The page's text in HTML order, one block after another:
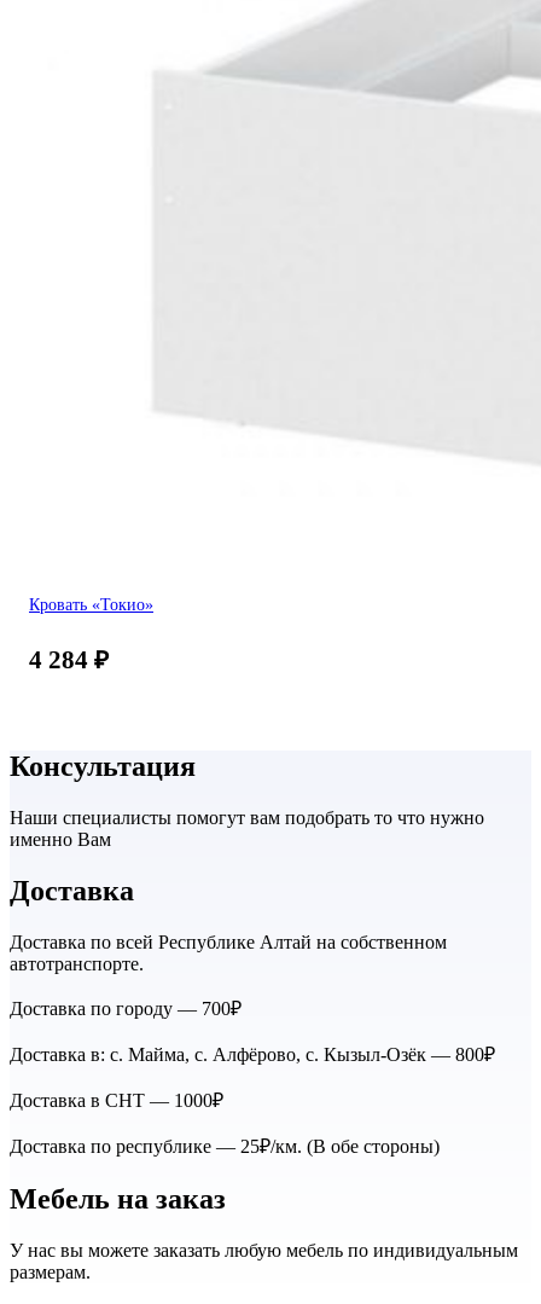
Кровать «Токио»
4 284 ₽
Консультация
Наши специалисты помогут вам подобрать то что нужно
именно Вам
Доставка
Доставка по всей Республике Алтай на собственном
автотранспорте.
Доставка по городу — 700₽
Доставка в: с. Майма, с. Алфёрово, с. Кызыл-Озёк — 800₽
Доставка в СНТ — 1000₽
Доставка по республике — 25₽/км. (В обе стороны)
Мебель на заказ
У нас вы можете заказать любую мебель по индивидуальным
размерам.